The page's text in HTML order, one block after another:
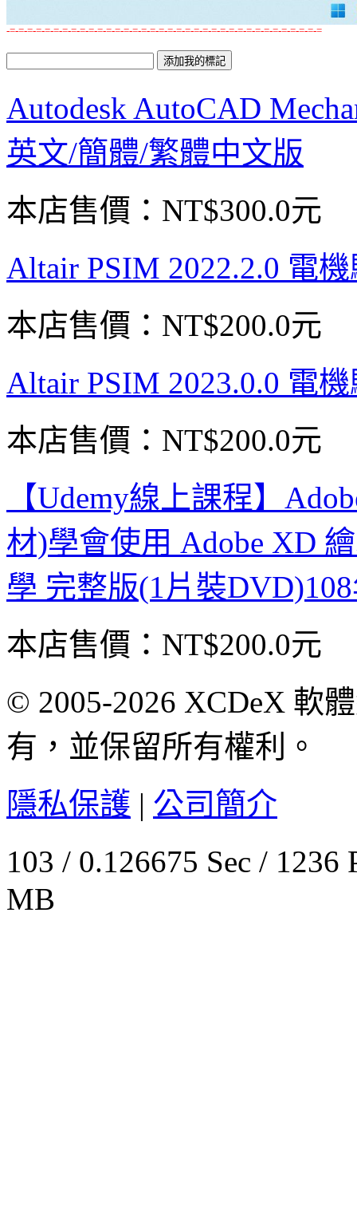
-=-=-=-=-=-=-=-=-=-=-=-=-=-=-=-=-=-=-=-=-=-=-=-=-=-=-=-=-=-=-=-=-=-=-=-=
Autodesk AutoCAD
英文/簡體/繁體中文版
本店售價： NT$300.0元
Altair PSIM 2022.2.0 電
本店售價： NT$200.0元
Altair PSIM 2023.0.0 電
本店售價： NT$200.0元
【Udemy線上課程】
材)學會使用 Adobe XD
學 完整版(1片裝
本店售價： NT$200.0元
© 2005-2026 XCDeX 軟
有，並保留所有權利。
隱私保護 | 公司簡介
103 / 0.126675 Sec /
MB